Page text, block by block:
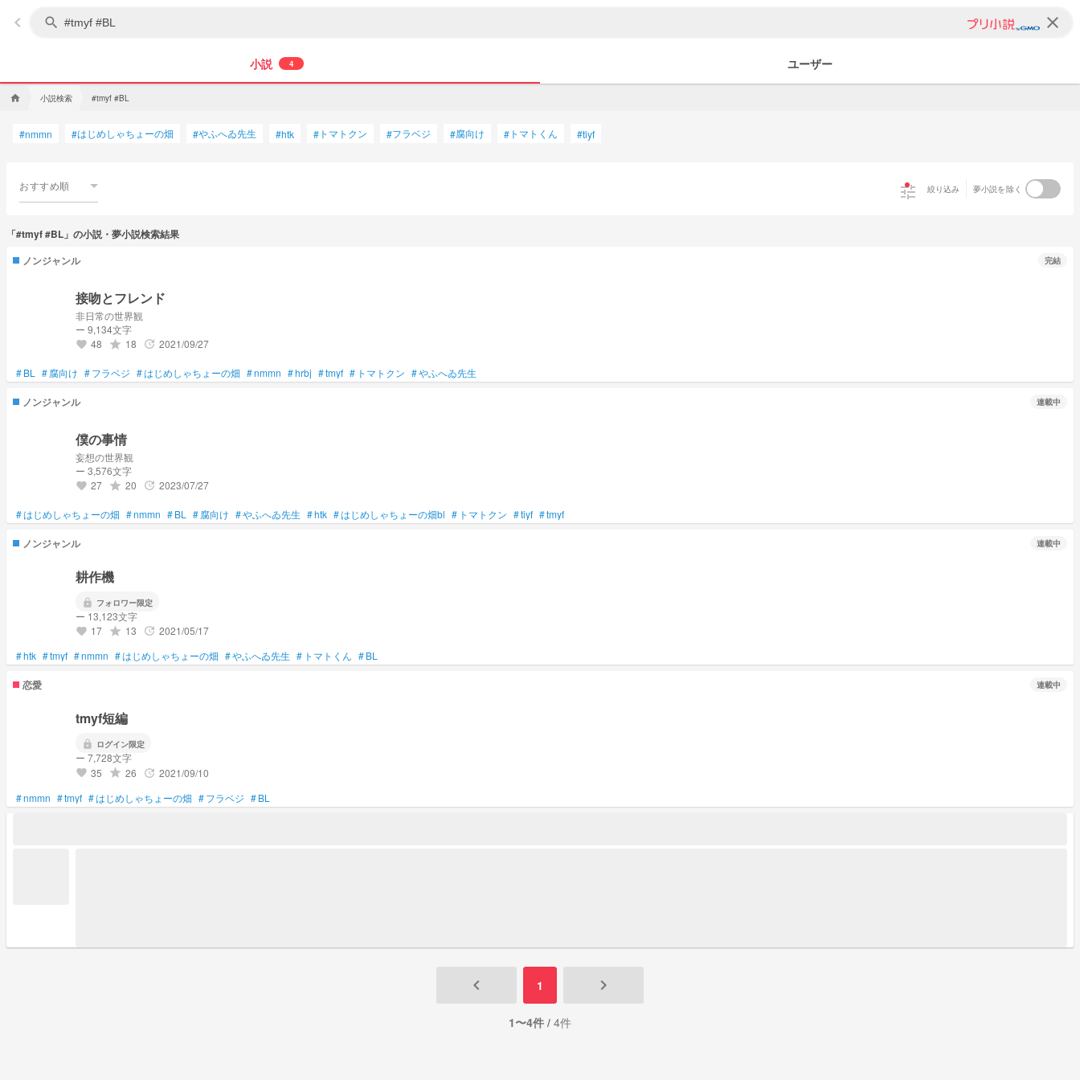
keyboard_arrow_left search clear
小説 4 ユーザー
home 小説検索 #tmyf #BL
#nmmn #はじめしゃちょーの畑 #やふへゐ先生 #htk # トマトクン #フラベジ #腐向け # トマトくん #tiyf
おすすめ順 tune 絞り込み 夢小説を除く
「#tmyf #BL」の小説・夢小説検索結果
ノンジャンル
完結
接吻とフレンド
非日常の世界観
ー 9,134文字
favorite 48 grade 18 update 2021/09/27
#BL #腐向け #フラベジ #はじめしゃちょーの畑 #nmmn #hrbj #tmyf # トマトクン #やふへゐ先生
ノンジャンル 連載中
僕の事情
妄想の世界観
ー 3,576文字
favorite 27 grade 20 update 2023/07/27
#はじめしゃちょーの畑 #nmmn #BL #腐向け #やふへゐ先生 #htk #はじめしゃちょーの畑bl # トマトクン #tiyf #tmyf
ノンジャンル 連載中
耕作機
lock フォロワー限定
ー 13,123文字
favorite 17 grade 13 update 2021/05/17
#htk #tmyf #nmmn #はじめしゃちょーの畑 #やふへゐ先生 # トマトくん #BL
恋愛 連載中
tmyf短編
lock ログイン限定
ー 7,728文字
favorite 35 grade 26 update 2021/09/10
#nmmn #tmyf #はじめしゃちょーの畑 #フラベジ #BL
keyboard_arrow_left 1 keyboard_arrow_right
1〜4件 / 4件